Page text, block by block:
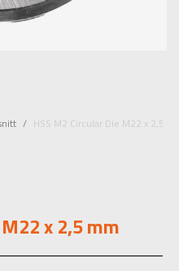
HSS M2 Circular Die M22 x 2,5
x 2,5 mm